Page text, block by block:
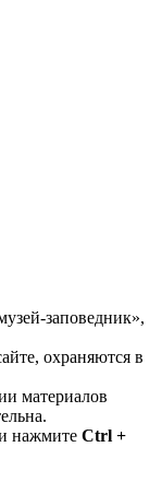
заповедник»,
охраняются в
материалов
нажмите Ctrl +